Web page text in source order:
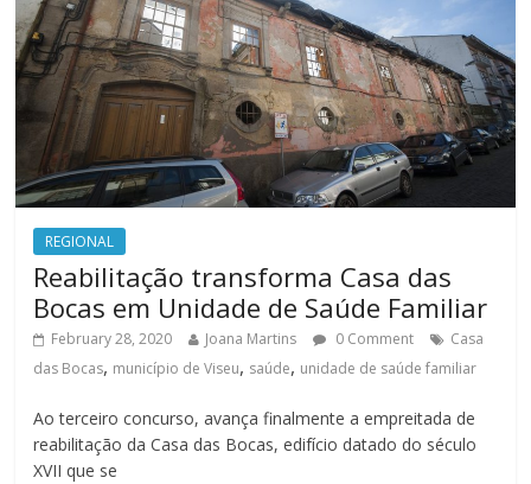
REGIONAL
Reabilitação transforma Casa das
Bocas em Unidade de Saúde Familiar
February 28, 2020 Joana Martins 0 Comment
Casa
das Bocas, município de Viseu, saúde, unidade de saúde familiar
Ao terceiro concurso, avança finalmente a empreitada de
reabilitação da Casa das Bocas, edifício datado do século
XVII que se